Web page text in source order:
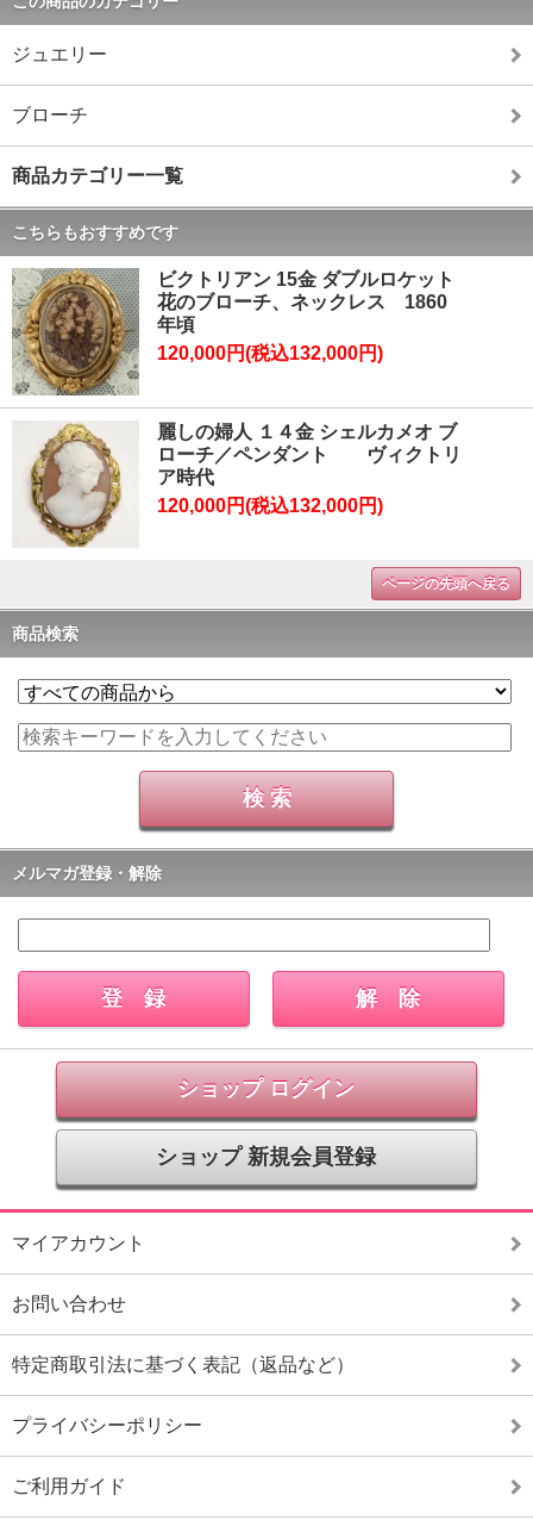
ジュエリー
ブローチ
商品カテゴリー一覧
こちらもおすすめです
ビクトリアン 15金 ダブルロケット
花のブローチ、ネックレス 1860
年頃
120,000円(税込132,000円)
麗しの婦人 １４金 シェルカメオ ブ
ローチ／ペンダント ヴィクトリ
ア時代
120,000円(税込132,000円)
ページの先頭へ戻る
商品検索
メルマガ登録・解除
ショップ ログイン
ショップ 新規会員登録
マイアカウント
お問い合わせ
特定商取引法に基づく表記（返品など）
プライバシーポリシー
ご利用ガイド